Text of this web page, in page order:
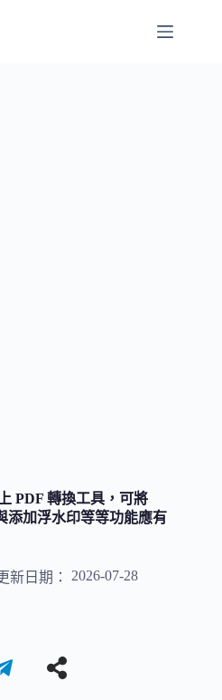
PDF 轉換工具，可將
添加浮水印等等功能應有
新日期：
2026-07-28